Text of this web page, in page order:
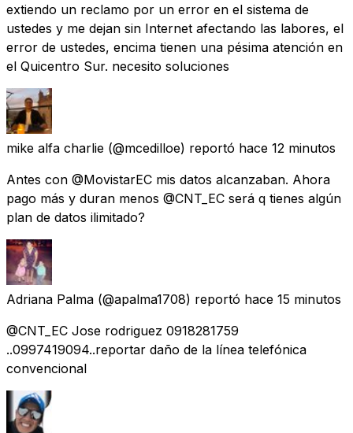
extiendo un reclamo por un error en el sistema de
ustedes y me dejan sin Internet afectando las labores, el
error de ustedes, encima tienen una pésima atención en
el Quicentro Sur. necesito soluciones
mike alfa charlie (@mcedilloe) reportó hace 12 minutos
Antes con @MovistarEC mis datos alcanzaban. Ahora
pago más y duran menos @CNT_EC será q tienes algún
plan de datos ilimitado?
Adriana Palma (@apalma1708) reportó hace 15 minutos
@CNT_EC Jose rodriguez 0918281759
..0997419094..reportar daño de la línea telefónica
convencional